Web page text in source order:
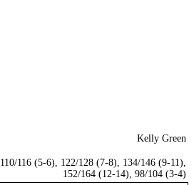
Kelly Green
110/116 (5-6), 122/128 (7-8), 134/146 (9-11),
152/164 (12-14), 98/104 (3-4)